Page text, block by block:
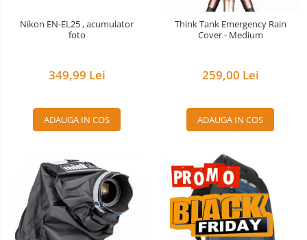
Accesorii diverse
Nikon EN-EL25 , acumulator
foto
349,99 Lei
ADAUGA IN COS
Think Tank Emergency Rain
Cover - Medium
259,00 Lei
ADAUGA IN COS